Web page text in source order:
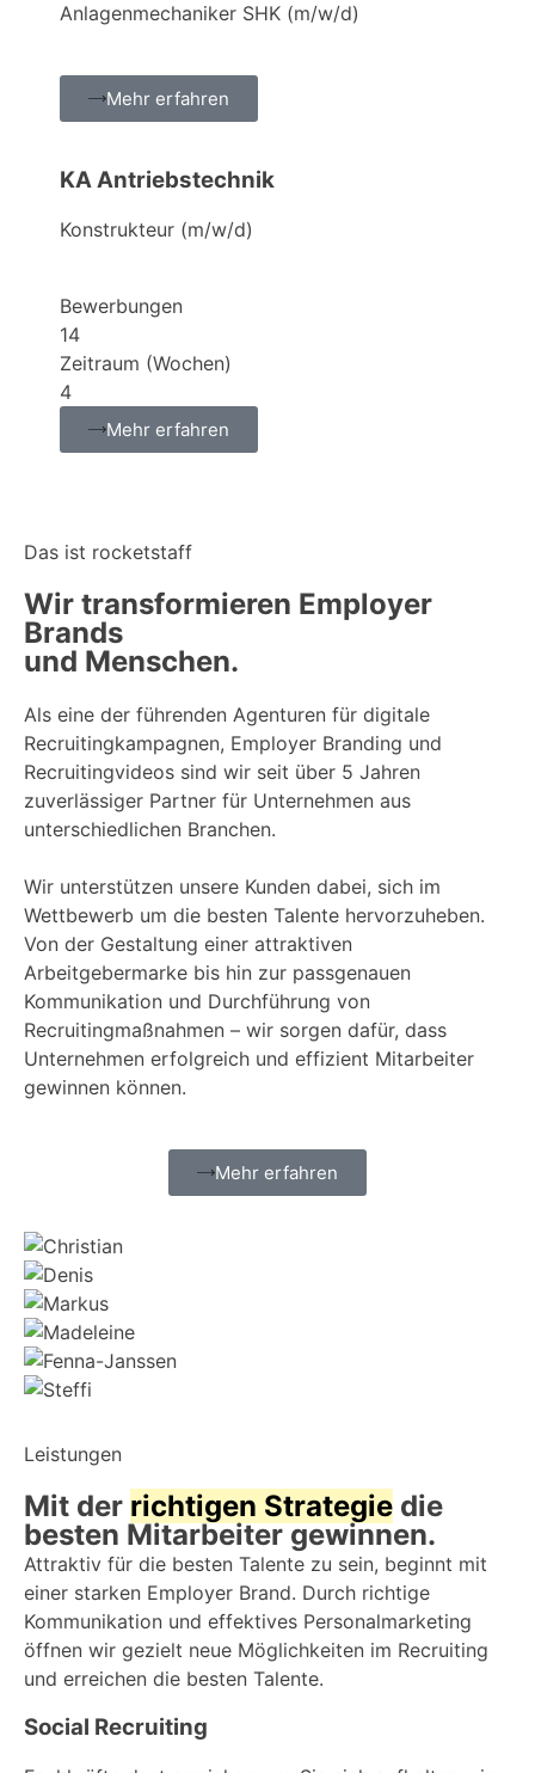
Anlagenmechaniker SHK (m/w/d)
Mehr erfahren
KA Antriebstechnik
Konstrukteur (m/w/d)
Bewerbungen
14
Zeitraum (Wochen)
4
Mehr erfahren
Das ist rocketstaff
Wir transformieren Employer
Brands
und Menschen.
Als eine der führenden Agenturen für digitale
Recruitingkampagnen, Employer Branding und
Recruitingvideos sind wir seit über 5 Jahren
zuverlässiger Partner für Unternehmen aus
unterschiedlichen Branchen.
Wir unterstützen unsere Kunden dabei, sich im
Wettbewerb um die besten Talente hervorzuheben.
Von der Gestaltung einer attraktiven
Arbeitgebermarke bis hin zur passgenauen
Kommunikation und Durchführung von
Recruitingmaßnahmen – wir sorgen dafür, dass
Unternehmen erfolgreich und effizient Mitarbeiter
gewinnen können.
Mehr erfahren
Leistungen
Mit der richtigen Strategie die
besten Mitarbeiter gewinnen.
Attraktiv für die besten Talente zu sein, beginnt mit
einer starken Employer Brand. Durch richtige
Kommunikation und effektives Personalmarketing
öffnen wir gezielt neue Möglichkeiten im Recruiting
und erreichen die besten Talente.
Social Recruiting